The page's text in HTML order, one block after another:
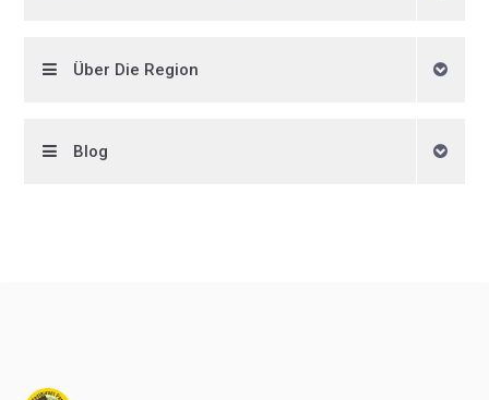
Über Die Region
Blog